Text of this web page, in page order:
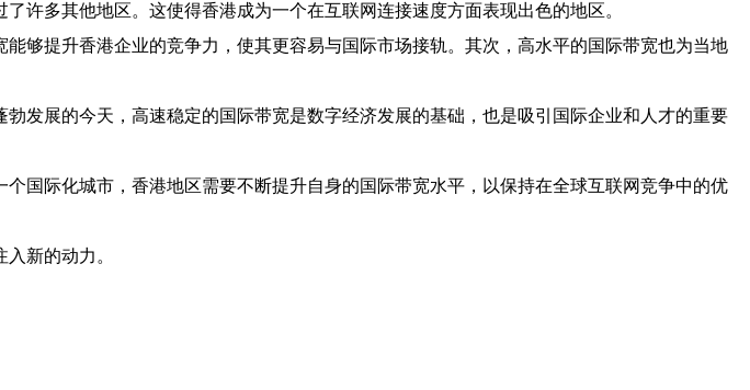
许多其他地区。这使得香港成为一个在互联网连接速度方面表现出色的地区。
够提升香港企业的竞争力，使其更容易与国际市场接轨。其次，高水平的国际带宽也为当地
发展的今天，高速稳定的国际带宽是数字经济发展的基础，也是吸引国际企业和人才的重要
国际化城市，香港地区需要不断提升自身的国际带宽水平，以保持在全球互联网竞争中的优
新的动力。